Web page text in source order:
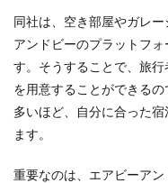
同社は、空き部屋やガレ
アンドビーのプラットフ
す。そうすることで、旅
を用意することができる
多いほど、自分に合った
ます。
重要なのは、エアビーア